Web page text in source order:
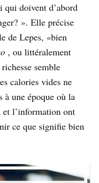
qui doivent d’abord
». Elle précise
de Lepes, «bien
, ou littéralement
semble
calories vides ne
à une époque où la
l’information ont
ce que signifie bien